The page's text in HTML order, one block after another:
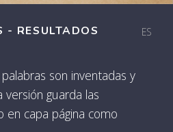
- RESULTADOS ES
son inventadas y
versión guarda las
en capa página como